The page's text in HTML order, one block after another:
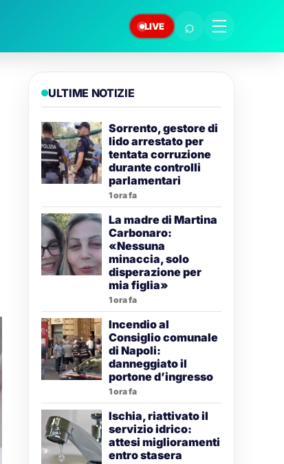
LIVE ⌕
ULTIME NOTIZIE
Sorrento, gestore di
lido arrestato per
tentata corruzione
durante controlli
parlamentari
1 ora fa
La madre di Martina
Carbonaro:
«Nessuna
minaccia, solo
disperazione per
mia figlia»
1 ora fa
Incendio al
Consiglio comunale
di Napoli:
danneggiato il
portone d’ingresso
1 ora fa
Ischia, riattivato il
servizio idrico:
attesi miglioramenti
entro stasera